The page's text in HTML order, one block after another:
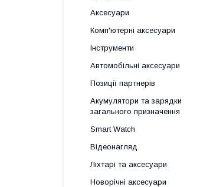
Аксесуари
Комп'ютерні аксесуари
Інструменти
Автомобільні аксесуари
Позиції партнерів
Акумулятори та зарядки
загального призначення
Smart Watch
Відеонагляд
Ліхтарі та аксесуари
Новорічні аксесуари